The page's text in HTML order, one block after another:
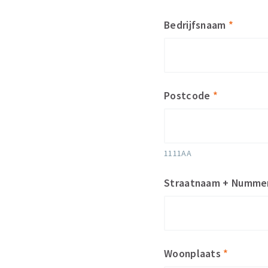
Bedrijfsnaam *
Postcode *
1111AA
Straatnaam +
Woonplaats *